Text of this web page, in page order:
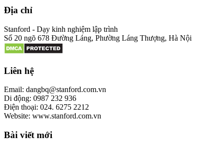
Địa chỉ
Stanford - Dạy kinh nghiệm lập trình
Số 20 ngõ 678 Đường Láng, Phường Láng Thượng, Hà Nội
Liên hệ
Email: dangbq@stanford.com.vn
Di động: 0987 232 936
Điện thoại: 024. 6275 2212
Website: www.stanford.com.vn
Bài viết mới